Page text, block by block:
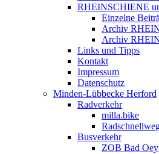
RHEINSCHIENE
Einzelne
Archiv
Archiv
Links und Tipps
Kontakt
Impressum
Datenschutz
Minden-Lübbecke Herford
Radverkehr
milla.bike
Busverkehr
ZOB Bad